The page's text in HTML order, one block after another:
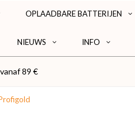
OPLAADBARE BATTERIJEN
NIEUWS INFO
89 €